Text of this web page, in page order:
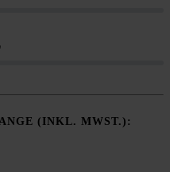
(INKL. MWST.):